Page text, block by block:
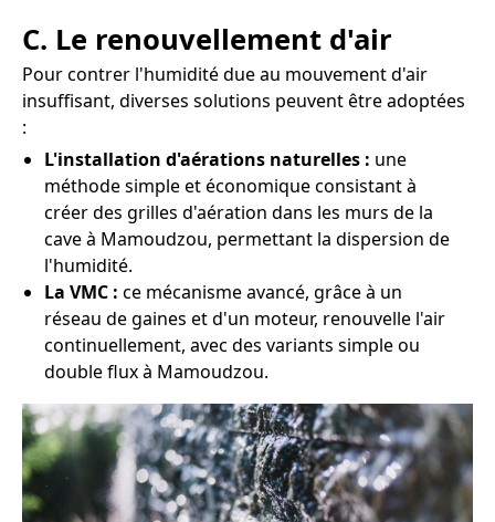
C. Le renouvellement d'air
Pour contrer l'humidité due au mouvement d'air
insuffisant, diverses solutions peuvent être adoptées
:
L'installation d'aérations naturelles : une
méthode simple et économique consistant à
créer des grilles d'aération dans les murs de la
cave à Mamoudzou, permettant la dispersion de
l'humidité.
La VMC : ce mécanisme avancé, grâce à un
réseau de gaines et d'un moteur, renouvelle l'air
continuellement, avec des variants simple ou
double flux à Mamoudzou.